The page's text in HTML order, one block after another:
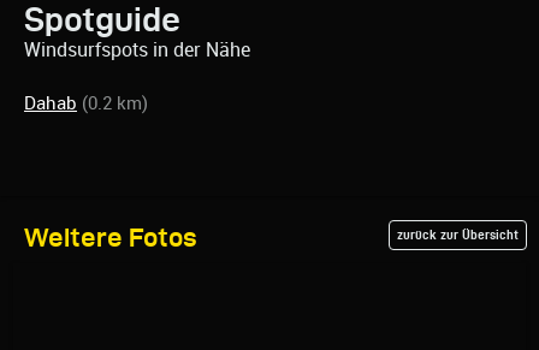
Spotguide
Windsurfspots in der Nähe
Dahab (0.2 km)
Weitere Fotos zurück zur Übersicht